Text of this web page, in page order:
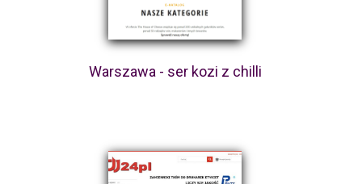
Warszawa - ser kozi z chilli